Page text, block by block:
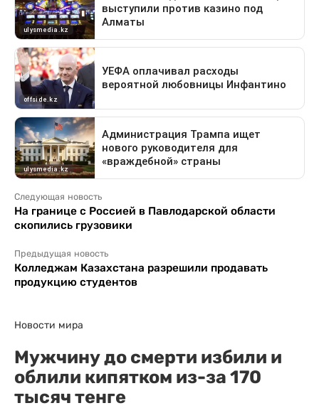
Следующая новость
На границе с Россией в Павлодарской области
скопились грузовики
Предыдущая новость
Колледжам Казахстана разрешили продавать
продукцию студентов
Новости мира
Мужчину до смерти избили и
облили кипятком из-за 170
тысяч тенге